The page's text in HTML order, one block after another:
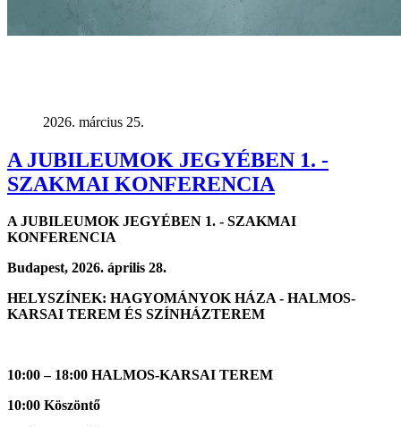
2026. március 25.
A JUBILEUMOK JEGYÉBEN 1. -
SZAKMAI KONFERENCIA
A JUBILEUMOK JEGYÉBEN 1. - SZAKMAI
KONFERENCIA
Budapest, 2026. április 28.
HELYSZÍNEK: HAGYOMÁNYOK HÁZA - HALMOS-
KARSAI TEREM ÉS SZÍNHÁZTEREM
10:00 – 18:00 HALMOS-KARSAI TEREM
10:00 Köszöntő